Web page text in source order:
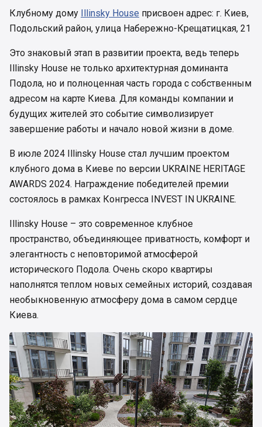
Клубному дому Illinsky House присвоен адрес: г. Киев,
Подольский район, улица Набережно-Крещатицкая, 21
Это знаковый этап в развитии проекта, ведь теперь
Illinsky House не только архитектурная доминанта
Подола, но и полноценная часть города с собственным
адресом на карте Киева. Для команды компании и
будущих жителей это событие символизирует
завершение работы и начало новой жизни в доме.
В июле 2024 Illinsky House стал лучшим проектом
клубного дома в Киеве по версии UKRAINE HERITAGE
AWARDS 2024. Награждение победителей премии
состоялось в рамках Конгресса INVEST IN UKRAINE.
Illinsky House – это современное клубное
пространство, объединяющее приватность, комфорт и
элегантность с неповторимой атмосферой
исторического Подола. Очень скоро квартиры
наполнятся теплом новых семейных историй, создавая
необыкновенную атмосферу дома в самом сердце
Киева.